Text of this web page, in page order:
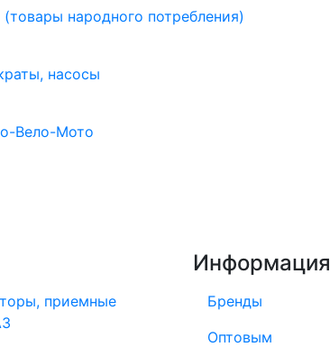
народного потребления)
насосы
Вело-Мото
приемные
Информация
Бренды
Оптовым